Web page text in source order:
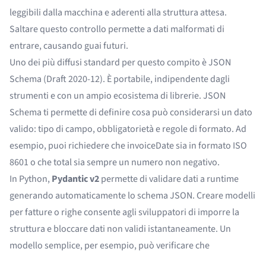
leggibili dalla macchina e aderenti alla struttura attesa.
Saltare questo controllo permette a dati malformati di
entrare, causando guai futuri.
Uno dei più diffusi standard per questo compito èJSON
Schema (Draft 2020-12). È portabile, indipendente dagli
strumenti e con un ampio ecosistema di librerie. JSON
Schema ti permette di definire cosa può considerarsi un dato
valido: tipo di campo, obbligatorietà e regole di formato. Ad
esempio, puoi richiedere che invoiceDate sia in formato ISO
8601 o che total sia sempre un numero non negativo.
In Python, Pydantic v2permette di validare dati a runtime
generando automaticamente lo schema JSON. Creare modelli
per fatture o righe consente agli sviluppatori di imporre la
struttura e bloccare dati non validi istantaneamente. Un
modello semplice, per esempio, può verificare che